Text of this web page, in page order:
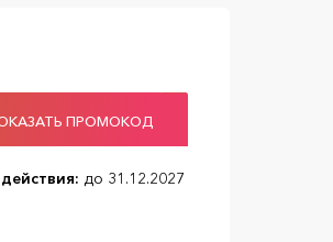
ПРОМОКОД
до 31.12.2027